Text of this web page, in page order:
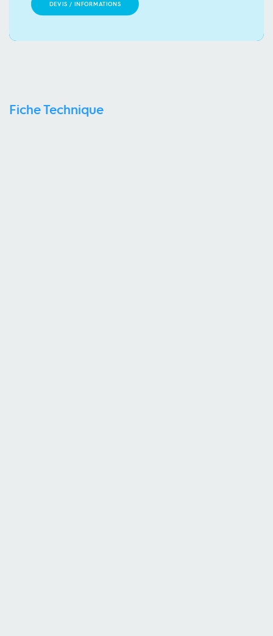
DEVIS / INFORMATIONS
Fiche Technique